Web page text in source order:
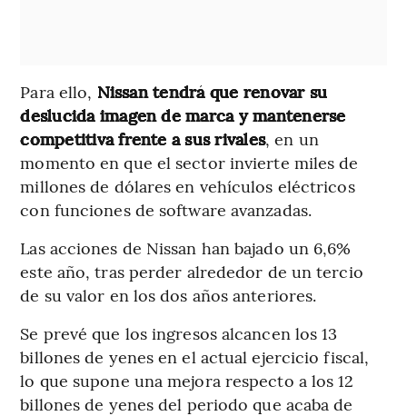
Para ello, Nissan tendrá que renovar su
deslucida imagen de marca y mantenerse
competitiva frente a sus rivales, en un
momento en que el sector invierte miles de
millones de dólares en vehículos eléctricos
con funciones de software avanzadas.
Las acciones de Nissan han bajado un 6,6%
este año, tras perder alrededor de un tercio
de su valor en los dos años anteriores.
Se prevé que los ingresos alcancen los 13
billones de yenes en el actual ejercicio fiscal,
lo que supone una mejora respecto a los 12
billones de yenes del periodo que acaba de